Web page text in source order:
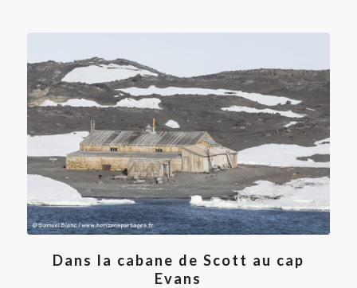
Dans la cabane de Scott au cap
Evans